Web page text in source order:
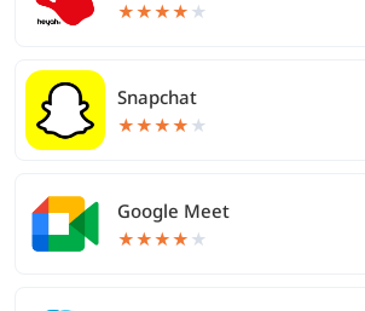
★★★★ ★
Snapchat
★★★★ ★
Google Meet
★★★★ ★